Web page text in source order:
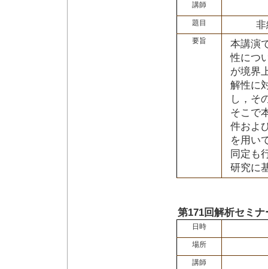
講師
題目
要旨
本講演
性につ
が境界
解性に
し，そ
そこで
件およ
を用い
同定も
研究に
第171回解析セミナ
日時
場所
講師